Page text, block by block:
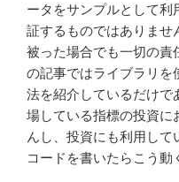
ータをサンプルとして利
証するものではありませ
被った場合でも一切の責
の記事ではライブラリを
法を紹介しているだけで
場している指標の投資に
んし、投資にも利用して
コードを書いたらこう動